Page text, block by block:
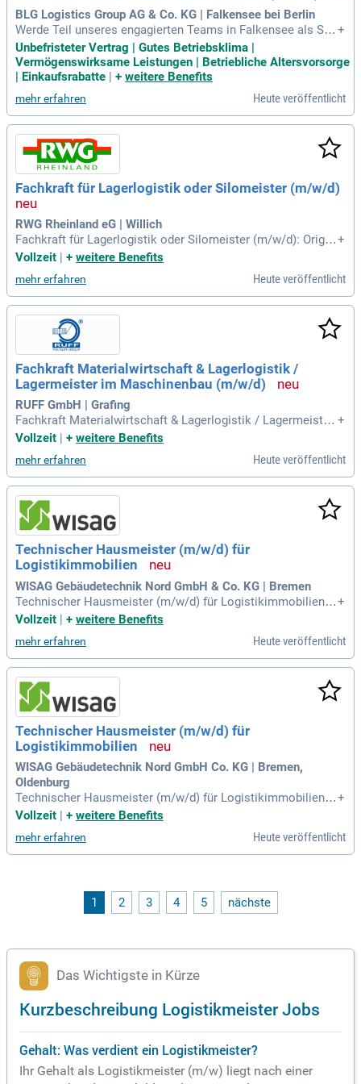
BLG Logistics Group AG & Co. KG | Falkensee bei Berlin
Werde Teil unseres engagierten Teams in Falkensee als Sch
ichtleiter (m/w/d) in der Lagerlogistik. In dieser unbefristete
n Vollzeitstelle übernimmst du die Verantwortung für eine S
chicht, inklusive Planung, Protokolle und Übergaben. Als Fü
naleinsatz und optimierst die Arbeitsabläufe. Du bist das Bi
ndeglied zwischen deiner Mannschaft und der Bereichsleitu
ng, um gemeinsam gesetzte Ziele zu erreichen. Zudem bist
du für die Einarbeitung neuer Mitarbeiter und deren Weiteren
twicklung zuständig. Stärke deine Karriere jetzt und finde Fr
eunde fürs Leben in einem dynamischen Arbeitsumfeld!
+
Unbefristeter Vertrag | Gutes Betriebsklima |
Vermögenswirksame Leistungen | Betriebliche Altersvorsorge
| Einkaufsrabatte | + weitere Benefits
mehr erfahren Heute veröffentlicht
Fachkraft für Lagerlogistik oder Silomeister (m/w/d)
RWG Rheinland eG | Willich
Fachkraft für Lagerlogistik oder Silomeister (m/w/d): Origin
al Stellenanzeige auf Step Stone.de bit.ly/4w2X7RC APCT1_
+
Vollzeit | + weitere Benefits
mehr erfahren Heute veröffentlicht
Fachkraft Materialwirtschaft & Lagerlogistik /
Lagermeister im Maschinenbau (m/w/d)
RUFF GmbH | Grafing
Fachkraft Materialwirtschaft & Lagerlogistik / Lagermeister
im Maschinenbau (m⁠/⁠w⁠/⁠d): Original Stellenanzeige auf Step
+
Vollzeit
+ weitere Benefits
mehr erfahren Heute veröffentlicht
Technischer Hausmeister (m/w/d) für
Logistikimmobilien
WISAG Gebäudetechnik Nord GmbH & Co. KG | Bremen
Technischer Hausmeister (m/w/d) für Logistikimmobilien:
Kennziffer: 416119; Original Stellenanzeige auf Step Stone.d
+
Vollzeit | + weitere Benefits
mehr erfahren Heute veröffentlicht
Technischer Hausmeister (m/w/d) für
Logistikimmobilien
WISAG Gebäudetechnik Nord GmbH Co. KG | Bremen,
Oldenburg
Technischer Hausmeister (m/w/d) für Logistikimmobilien K
ennziffer: 416119; Original Stellenanzeige auf Step Stone.de
+
Vollzeit | + weitere Benefits
mehr erfahren Heute veröffentlicht
1 2 3 4 5 nächste
Das Wichtigste in Kürze
Kurzbeschreibung Logistikmeister Jobs
Gehalt: Was verdient ein Logistikmeister?
Ihr Gehalt als Logistikmeister (m/w) liegt nach einer